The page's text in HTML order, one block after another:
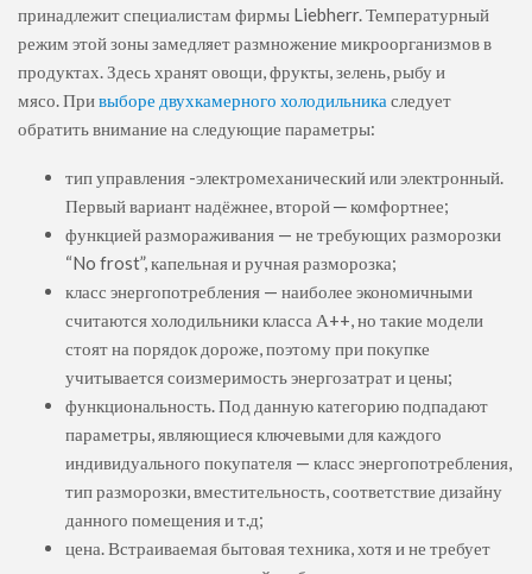
принадлежит специалистам фирмы Liebherr. Температурный
режим этой зоны замедляет размножение микроорганизмов в
продуктах. Здесь хранят овощи, фрукты, зелень, рыбу и
мясо. Привыборе двухкамерного холодильника следует
обратить внимание на следующие параметры:
тип управления -электромеханический или электронный.
Первый вариант надёжнее, второй ─ комфортнее;
функцией размораживания — не требующих разморозки
“No frost”, капельная и ручная разморозка;
класс энергопотребления — наиболее экономичными
считаются холодильники класса А++, но такие модели
стоят на порядок дороже, поэтому при покупке
учитывается соизмеримость энергозатрат и цены;
функциональность. Под данную категорию подпадают
параметры, являющиеся ключевыми для каждого
индивидуального покупателя — класс энергопотребления,
тип разморозки, вместительность, соответствие дизайну
данного помещения и т.д;
цена. Встраиваемая бытовая техника, хотя и не требует